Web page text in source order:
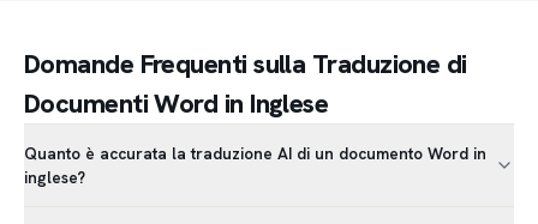
Domande Frequenti sulla Traduzione di
Documenti Word in Inglese
Quanto è accurata la traduzione AI di un documento Word in
inglese?